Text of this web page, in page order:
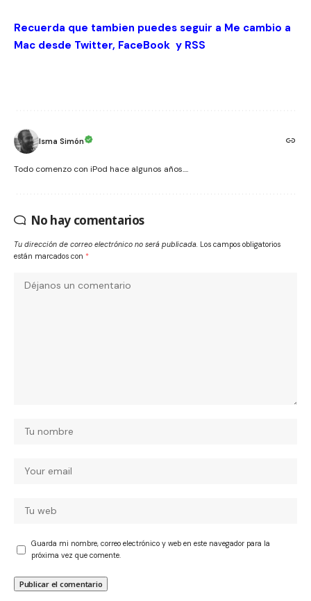
Recuerda que tambien puedes seguir a Me cambio a
Mac desde Twitter, FaceBook y RSS
Isma Simón
Todo comenzo con iPod hace algunos años....
No hay comentarios
Tu dirección de correo electrónico no será publicada. Los campos obligatorios
están marcados con *
Guarda mi nombre, correo electrónico y web en este navegador para la
próxima vez que comente.